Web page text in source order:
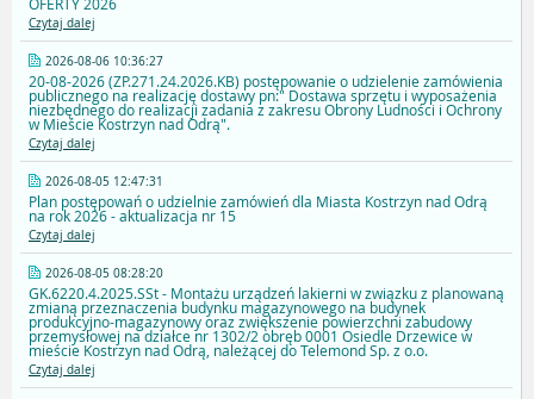
OFERTY 2026
Czytaj dalej
2026-08-06 10:36:27
20-08-2026 (ZP.271.24.2026.KB) postępowanie o udzielenie zamówienia
publicznego na realizację dostawy pn:" Dostawa sprzętu i wyposażenia
niezbędnego do realizacji zadania z zakresu Obrony Ludności i Ochrony
w Mieście Kostrzyn nad Odrą".
Czytaj dalej
2026-08-05 12:47:31
Plan postępowań o udzielnie zamówień dla Miasta Kostrzyn nad Odrą
na rok 2026 - aktualizacja nr 15
Czytaj dalej
2026-08-05 08:28:20
GK.6220.4.2025.SSt - Montażu urządzeń lakierni w związku z planowaną
zmianą przeznaczenia budynku magazynowego na budynek
produkcyjno-magazynowy oraz zwiększenie powierzchni zabudowy
przemysłowej na działce nr 1302/2 obręb 0001 Osiedle Drzewice w
mieście Kostrzyn nad Odrą, należącej do Telemond Sp. z o.o.
Czytaj dalej